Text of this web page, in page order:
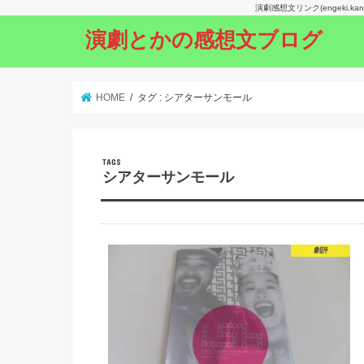
演劇感想文リンク
演劇とかの感想文ブログ
HOME タグ : シアターサンモール
シアターサンモール
劇評